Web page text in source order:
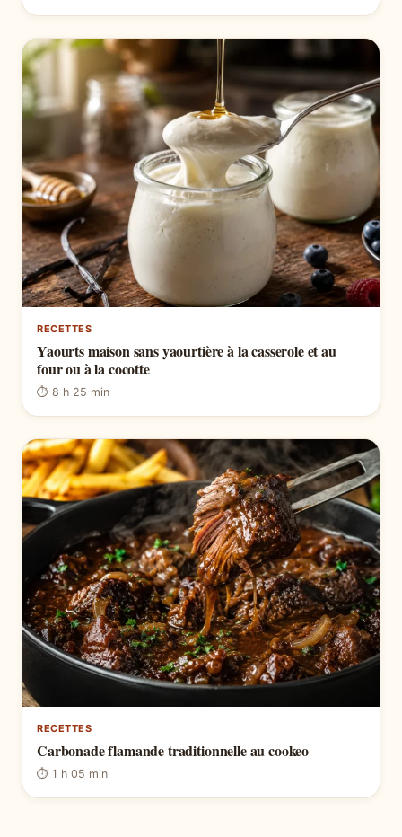
RECETTES
Yaourts maison sans yaourtière à la casserole et au
four ou à la cocotte
⏱ 8 h 25 min
RECETTES
Carbonade flamande traditionnelle au cookeo
⏱ 1 h 05 min